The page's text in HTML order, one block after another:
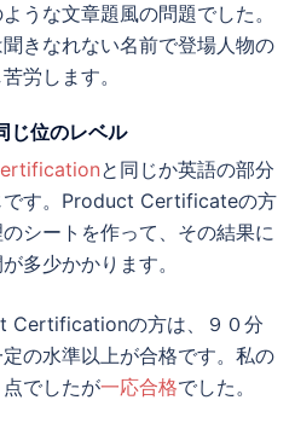
うな文章題風の問題でした。
きなれない名前で登場人物の
労します。
位のレベル
と同じか英語の部分
です。Product Certificateの方
シートを作って、その結果に
多少かかります。
Certificationの方は、９０分
の水準以上が合格です。私の
でしたが一応合格でした。